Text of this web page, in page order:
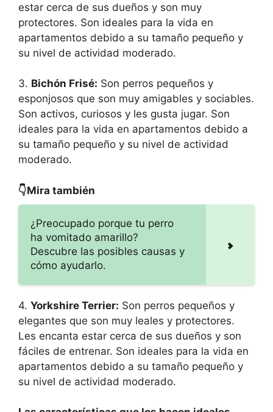
estar cerca de sus dueños y son muy
protectores. Son ideales para la vida en
apartamentos debido a su tamaño pequeño y
su nivel de actividad moderado.
3. Bichón Frisé: Son perros pequeños y
esponjosos que son muy amigables y sociables.
Son activos, curiosos y les gusta jugar. Son
ideales para la vida en apartamentos debido a
su tamaño pequeño y su nivel de actividad
moderado.
👇Mira también
¿Preocupado porque tu perro
ha vomitado amarillo?
Descubre las posibles causas y
cómo ayudarlo.
4. Yorkshire Terrier: Son perros pequeños y
elegantes que son muy leales y protectores.
Les encanta estar cerca de sus dueños y son
fáciles de entrenar. Son ideales para la vida en
apartamentos debido a su tamaño pequeño y
su nivel de actividad moderado.